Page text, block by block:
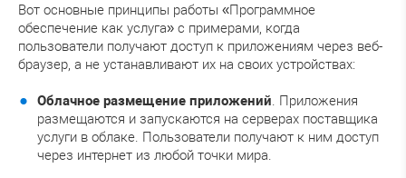
Вот основные принципы работы «Программное
обеспечение как услуга» с примерами, когда
пользователи получают доступ к приложениям через веб-
браузер, а не устанавливают их на своих устройствах:
Облачное размещение приложений. Приложения
размещаются и запускаются на серверах поставщика
услуги в облаке. Пользователи получают к ним доступ
через интернет из любой точки мира.